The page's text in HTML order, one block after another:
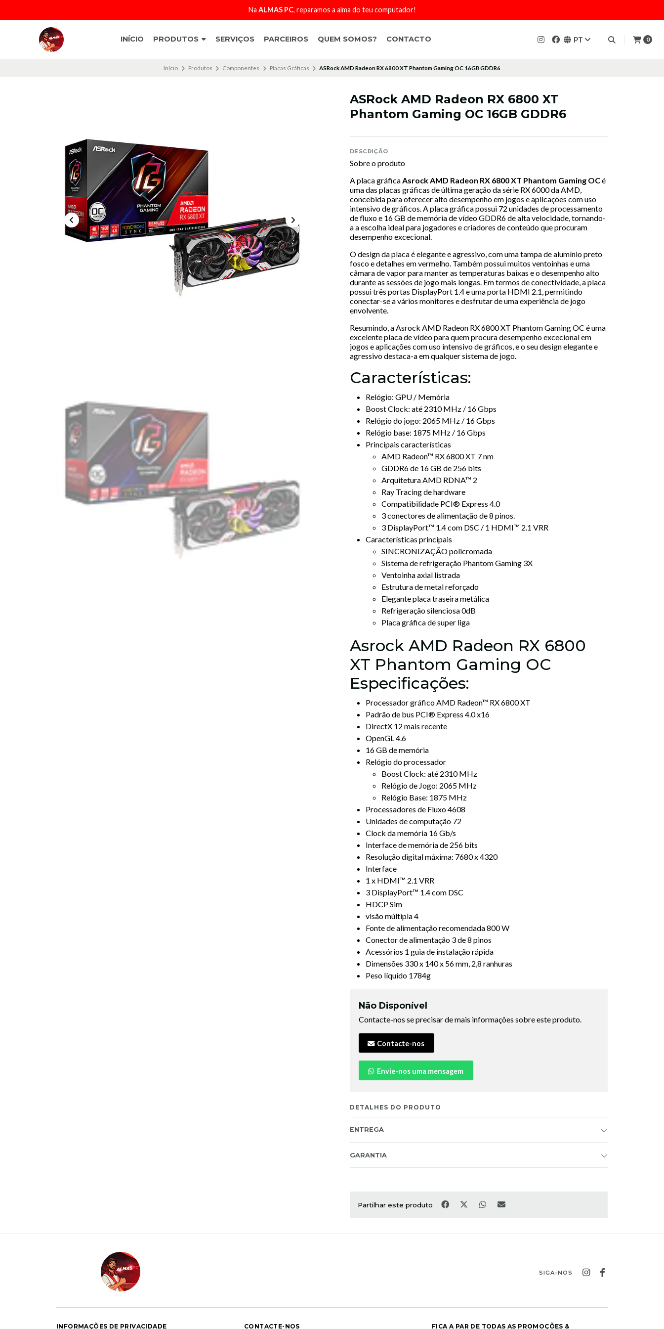
INÍCIO PRODUTOS SERVIÇOS PARCEIROS QUEM SOMOS? CONTACTO PT 0
Na ALMAS PC, reparamos a alma do teu computador!
Início Produtos Componentes Placas Gráficas ASRock AMD Radeon RX 6800 XT Phantom Gaming OC 16GB GDDR6
ASRock AMD Radeon RX 6800 XT
Phantom Gaming OC 16GB GDDR6
DESCRIÇÃO
Sobre o produto
A placa gráficaAsrock AMD Radeon RX 6800 XT Phantom Gaming OCé
uma das placas gráficas de última geração da série RX 6000 da AMD,
concebida para oferecer alto desempenho em jogos e aplicações com uso
intensivo de gráficos. A placa gráfica possui 72 unidades de processamento
de fluxo e 16 GB de memória de vídeo GDDR6 de alta velocidade, tornando-
a a escolha ideal para jogadores e criadores de conteúdo que procuram
desempenho excecional.
O design da placa é elegante e agressivo, com uma tampa de alumínio preto
fosco e detalhes em vermelho. Também possui muitos ventoinhas e uma
câmara de vapor para manter as temperaturas baixas e o desempenho alto
durante as sessões de jogo mais longas. Em termos de conectividade, a placa
possui três portas DisplayPort 1.4 e uma porta HDMI 2.1, permitindo
conectar-se a vários monitores e desfrutar de uma experiência de jogo
envolvente.
Resumindo, a Asrock AMD Radeon RX 6800 XT Phantom Gaming OC é uma
excelente placa de vídeo para quem procura desempenho excecional em
jogos e aplicações com uso intensivo de gráficos, e o seu design elegante e
agressivo destaca-a em qualquer sistema de jogo.
Características:
Relógio: GPU / Memória
Boost Clock: até 2310 MHz / 16 Gbps
Relógio do jogo: 2065 MHz / 16 Gbps
Relógio base: 1875 MHz / 16 Gbps
Principais características
AMD Radeon™ RX 6800 XT 7 nm
GDDR6 de 16 GB de 256 bits
Arquitetura AMD RDNA™ 2
Ray Tracing de hardware
Compatibilidade PCI® Express 4.0
3 conectores de alimentação de 8 pinos.
3 DisplayPort™ 1.4 com DSC / 1 HDMI™ 2.1 VRR
Características principais
SINCRONIZAÇÃO policromada
Sistema de refrigeração Phantom Gaming 3X
Ventoinha axial listrada
Estrutura de metal reforçado
Elegante placa traseira metálica
Refrigeração silenciosa 0dB
Placa gráfica de super liga
Asrock AMD Radeon RX 6800
XT Phantom Gaming OC
Especificações:
Processador gráfico AMD Radeon™ RX 6800 XT
Padrão de bus PCI® Express 4.0 x16
DirectX 12 mais recente
OpenGL 4.6
16 GB de memória
Relógio do processador
Boost Clock: até 2310 MHz
Relógio de Jogo: 2065 MHz
Relógio Base: 1875 MHz
Processadores de Fluxo 4608
Unidades de computação 72
Clock da memória 16 Gb/s
Interface de memória de 256 bits
Resolução digital máxima: 7680 x 4320
Interface
1 x HDMI™ 2.1 VRR
3 DisplayPort™ 1.4 com DSC
HDCP Sim
visão múltipla 4
Fonte de alimentação recomendada 800 W
Conector de alimentação 3 de 8 pinos
Acessórios 1 guia de instalação rápida
Dimensões 330 x 140 x 56 mm, 2,8 ranhuras
Peso líquido 1784g
Não Disponível
Contacte-nos se precisar de mais informações sobre este produto.
Contacte-nos
Envie-nos uma mensagem
DETALHES DO PRODUTO
ENTREGA
GARANTIA
Partilhar este produto
SIGA-NOS
INFORMAÇÕES DE PRIVACIDADE CONTACTE-NOS
FICA A PAR DE TODAS AS PROMOÇÕES &